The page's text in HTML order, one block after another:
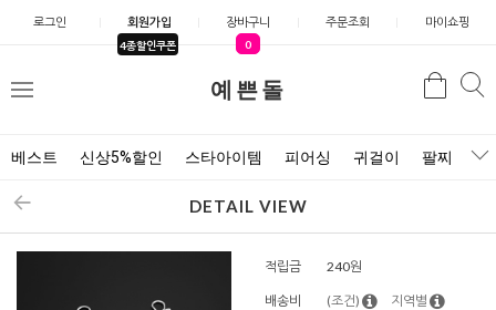
로그인 회원가입
4종할인쿠폰
장바구니
0
주문조회 마이쇼핑
예쁜돌
메
검색
베스트 신상5%할인 스타아이템 피어싱 귀걸이 팔찌 목
DETAIL VIEW
적립금 240원
배송비 (조건) 지역별